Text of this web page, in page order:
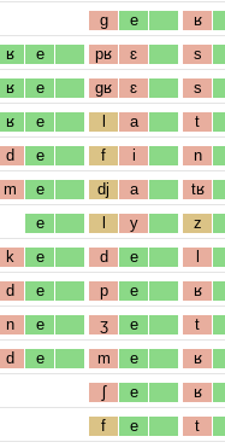
g e ʁ
ʁ e pʁ ɛ s
ʁ e gʁ ɛ s
ʁ e l a t
d e f i n
m e dj a tʁ
e l y z
k e d e l
d e p e ʁ
n e ʒ e t
d e m e ʁ
ʃ e ʁ
f e t